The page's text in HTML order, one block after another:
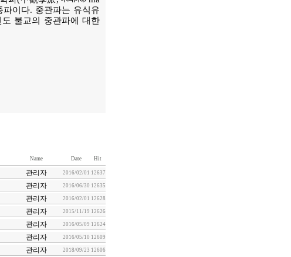
이다. 중관파는 유식유
불교의 중관파에 대한
Name Date Hit
관리자 2016/02/01 12637
관리자 2016/06/30 12635
관리자 2016/02/01 12628
관리자 2015/11/19 12626
관리자 2016/05/09 12624
관리자 2016/05/10 12609
관리자 2018/09/23 12606